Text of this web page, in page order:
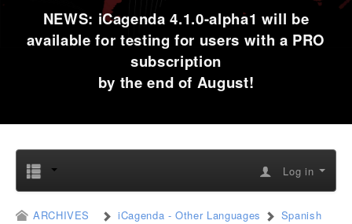
NEWS: iCagenda 4.1.0-alpha1 will be
available for testing for users with a PRO
subscription
by the end of August!
Log in
ARCHIVES iCagenda - Other Languages
Spanish